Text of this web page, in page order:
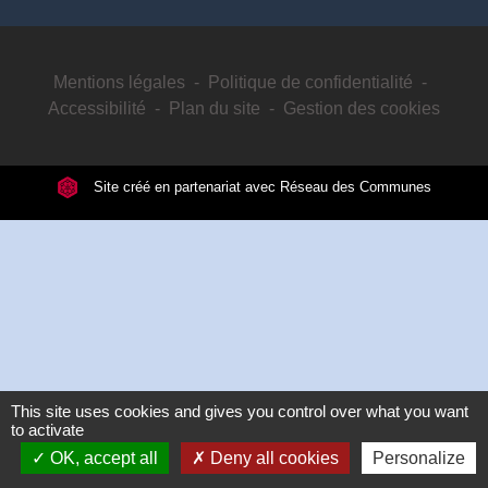
Mentions légales - Politique de confidentialité -
Accessibilité - Plan du site - Gestion des cookies
Site créé en partenariat avec Réseau des Communes
This site uses cookies and gives you control over what you want
to activate
OK, accept all
Deny all cookies Personalize